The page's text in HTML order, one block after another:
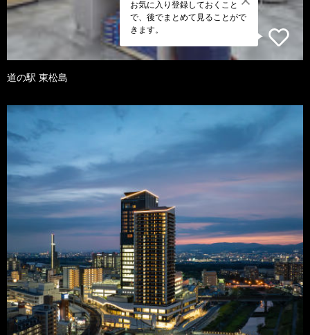
お気に入り登録しておくこと
で、後でまとめて見ることがで
きます。
道の駅 東松島